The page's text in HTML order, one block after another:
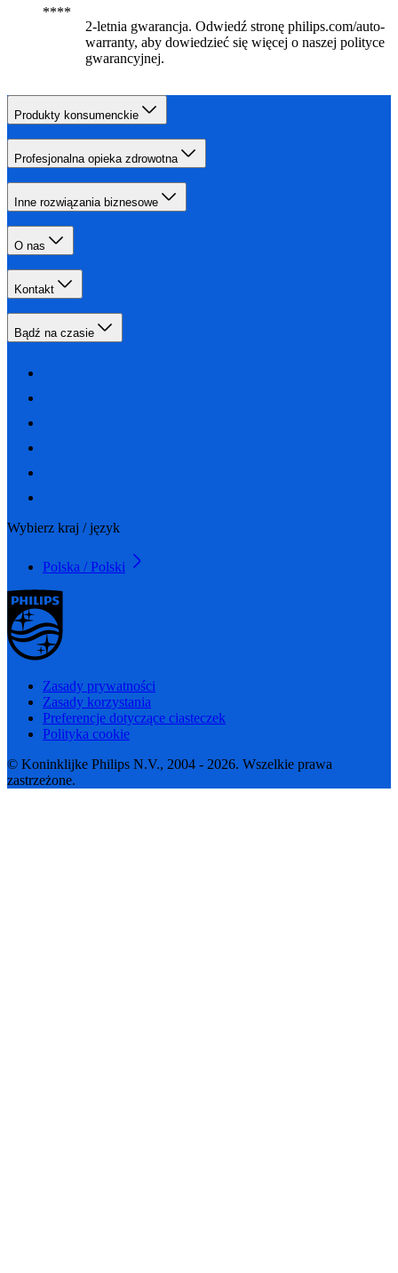
2-letnia gwarancja. Odwiedź stronę philips.com/auto-
warranty, aby dowiedzieć się więcej o naszej polityce
gwarancyjnej.
Produkty konsumenckie
Profesjonalna opieka zdrowotna
Inne rozwiązania biznesowe
O nas
Kontakt
Bądź na czasie
Wybierz kraj / język
Polska / Polski
Zasady prywatności
Zasady korzystania
Preferencje dotyczące ciasteczek
Polityka cookie
© Koninklijke Philips N.V., 2004 - 2026. Wszelkie prawa
zastrzeżone.